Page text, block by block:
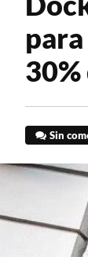
Sin